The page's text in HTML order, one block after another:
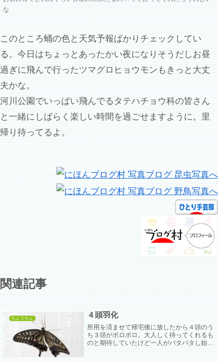
な
このところ蛹の色と天気予報ばかりチェックしてい
る。今日はちょっとあったかい夜になりそうだしお昼
過ぎに飛んで行ったツマグロヒョウモンもきっと大丈
夫かな。
河川公園でいっぱい飛んでるタテハチョウ科の皆さん
と一緒にしばらく楽しい時間を過ごせますように。里
帰り待ってるよ。
関連記事
ちょうちょ ４頭羽化
所用を済ませて帰宅後に放したから４頭のう
ち３頭がボロボロ。大人しく待ってくれるも
のと期待していたけど一人がバタバタし始め